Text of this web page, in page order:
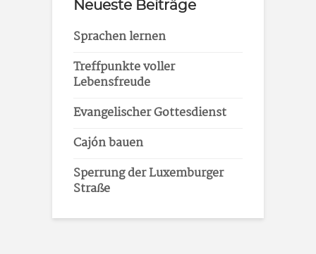
Neueste Beiträge
Sprachen lernen
Treffpunkte voller
Lebensfreude
Evangelischer Gottesdienst
Cajón bauen
Sperrung der Luxemburger
Straße